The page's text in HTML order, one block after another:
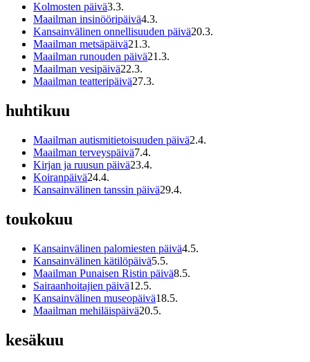
Kolmosten päivä3.3.
Maailman insinööripäivä4.3.
Kansainvälinen onnellisuuden päivä20.3.
Maailman metsäpäivä21 .3.
Maailman runouden päivä21 .3.
Maailman vesipäivä22.3.
Maailman teatteripäivä27.3.
huhtikuu
Maailman autismitietoisuuden päivä2.4.
Maailman terveyspäivä7.4.
Kirjan ja ruusun päivä23.4.
Koiranpäivä24.4.
Kansainvälinen tanssin päivä29.4.
toukokuu
Kansainvälinen palomiesten päivä4.5.
Kansainvälinen kätilöpäivä5.5.
Maailman Punaisen Ristin päivä8.5.
Sairaanhoitajien päivä12.5.
Kansainvälinen museopäivä18.5.
Maailman mehiläispäivä20.5.
kesäkuu